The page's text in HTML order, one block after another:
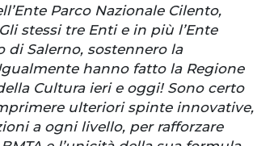
Parco Nazionale Cilento,
stessi tre Enti e in più l’Ente
di Salerno, sostennero la
hanno fatto la Regione
Cultura ieri e oggi! Sono certo
ulteriori spinte innovative,
a ogni livello, per rafforzare